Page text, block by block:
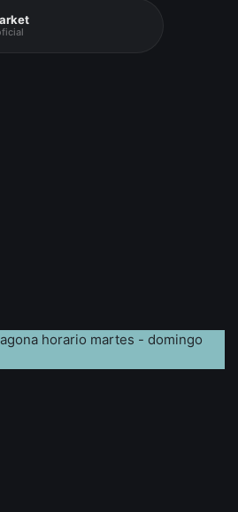
horario martes - domingo